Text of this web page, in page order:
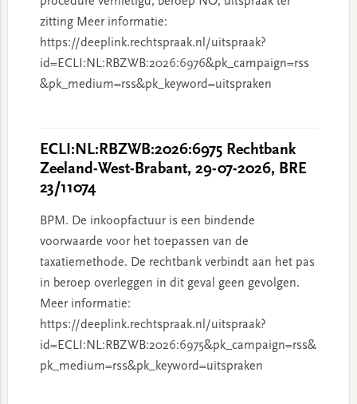
zitting Meer informatie:
https://deeplink.rechtspraak.nl/uitspraak?
id=ECLI:NL:RBZWB:2026:6976&pk_campaign=rss
&pk_medium=rss&pk_keyword=uitspraken
ECLI:NL:RBZWB:2026:6975 Rechtbank
Zeeland-West-Brabant, 29-07-2026, BRE
23/11074
BPM. De inkoopfactuur is een bindende
voorwaarde voor het toepassen van de
taxatiemethode. De rechtbank verbindt aan het pas
in beroep overleggen in dit geval geen gevolgen.
Meer informatie:
https://deeplink.rechtspraak.nl/uitspraak?
id=ECLI:NL:RBZWB:2026:6975&pk_campaign=rss&
pk_medium=rss&pk_keyword=uitspraken